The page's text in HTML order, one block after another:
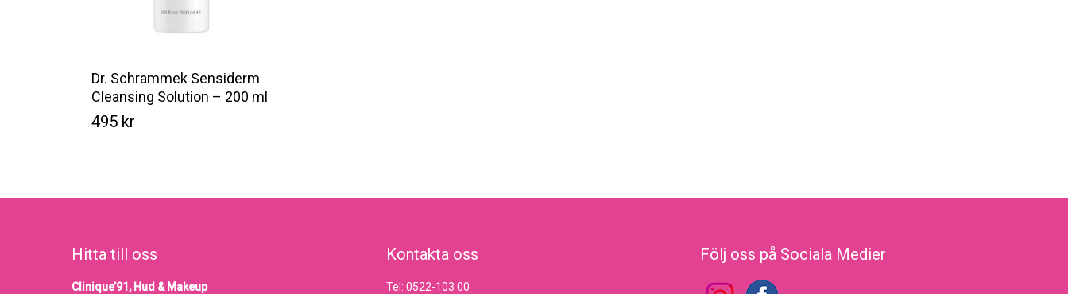
Dr. Schrammek Sensiderm
Cleansing Solution – 200 ml
495 kr
Hitta till oss
Clinique’91, Hud & Makeup
Kontakta oss
Tel: 0522-103 00
Följ oss på Sociala Medier